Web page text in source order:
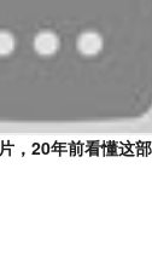
，20年前看懂这